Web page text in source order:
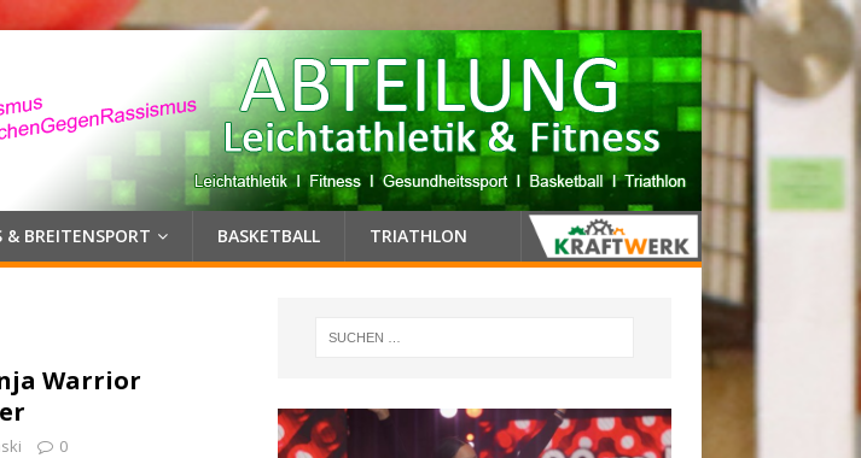
& BREITENSPORT BASKETBALL TRIATHLON
Warrior
0